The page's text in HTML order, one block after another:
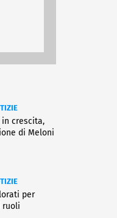
in crescita,
di Meloni
per
ruoli